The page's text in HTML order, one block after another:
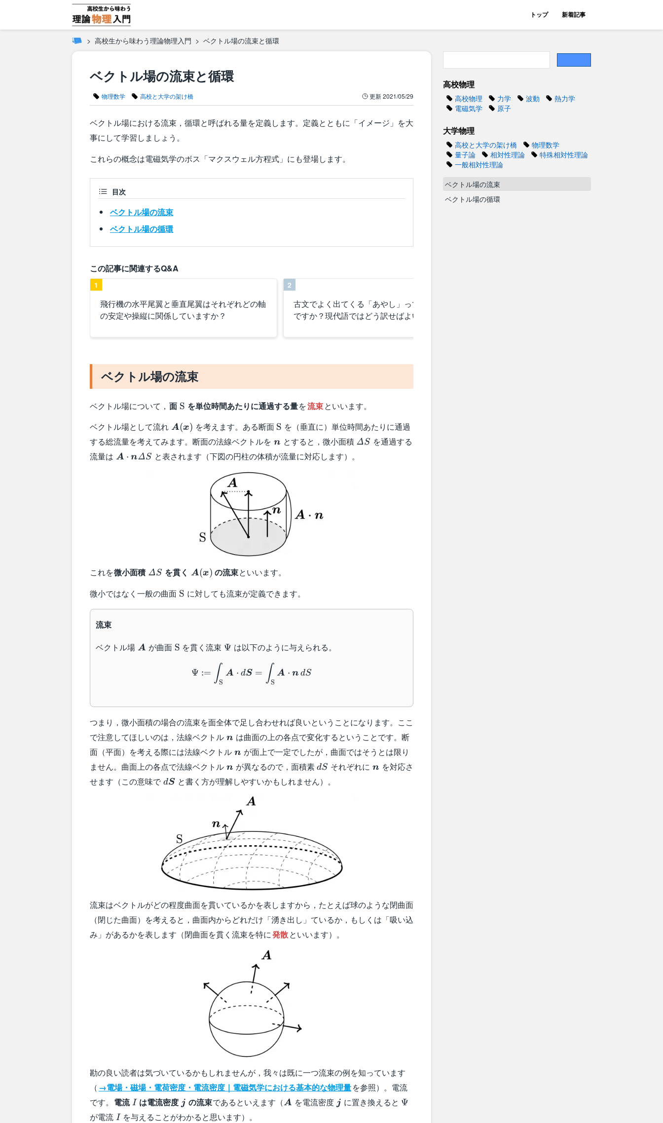
トップ 新着記事
高校生から味わう理論物理入門 ベクトル場の流束と循環
ベクトル場の流束と循環
物理数学 高校と大学の架け橋 更新2021/05/29
ベクトル場における流束，循環と呼ばれる量を定義します。定義とともに「イメージ」を大
事にして学習しましょう。
これらの概念は電磁気学のボス「マクスウェル方程式」にも登場します。
目次
ベクトル場の流束
ベクトル場の循環
この記事に関連するQ&A
飛行機の水平尾翼と垂直尾翼はそれぞれどの軸
の安定や操縦に関係していますか？
1
古文でよく出てくる「あやし」ってどんな意味
ですか？現代語ではどう訳せばよいですか。
2
ベクトル場の流束
ベクトル場について， 面 \text{S}
S を単位時間あたりに通過する量を流束といいます。
ベクトル場として流れ \boldsymbol{A}
(\boldsymbol{x})
A(x) を考えます。ある断面 \text{S}
S を（垂直に）単位時間あたりに通過
する総流量を考えてみます。断面の法線ベクトルを \boldsymbol{n}
n とすると，微小面積 \varDelta
ΔS を通過する
流量は \boldsymbol{A}\cdot\boldsymbol{n}\varDelta
A ⋅ nΔS と表されます（下図の円柱の体積が流量に対応します）。
これを微小面積 \varDelta
ΔS を貫く
\boldsymbol{A}
A(x) の流束といいます。
微小ではなく一般の曲面 \text{S}
S に対しても流束が定義できます。
流束
ベクトル場 \boldsymbol{A}
A が曲面 \text{S}
S を貫く流束 \Psi
Ψ は以下のように与えられる。
\Psi :=\int_\text{S}\boldsymbol{A}\cdot d\boldsymbol{S}
Ψ := ∫S
A ⋅ dS = ∫S
A ⋅ n dS
つまり，微小面積の場合の流束を面全体で足し合わせれば良いということになります。ここ
で注意してほしいのは，法線ベクトル \boldsymbol{n}
n は曲面の上の各点で変化するということです。断
面（平面）を考える際には法線ベクトル \boldsymbol{n}
n が面上で一定でしたが，曲面ではそうとは限り
ません。曲面上の各点で法線ベクトル \boldsymbol{n}
n が異なるので，面積素dS
dS それぞれに\boldsymbol{n}
n を対応さ
せます（この意味で d\boldsymbol{S}
dSと書く方が理解しやすいかもしれません）。
流束はベクトルがどの程度曲面を貫いているかを表しますから，たとえば球のような閉曲面
（閉じた曲面）を考えると，曲面内からどれだけ「湧き出し」ているか，もしくは「吸い込
み」があるかを表します（閉曲面を貫く流束を特に発散といいます）。
勘の良い読者は気づいているかもしれませんが，我々は既に一つ流束の例を知っています
（ →電場・磁場・電荷密度・電流密度｜電磁気学における基本的な物理量を参照）。電流
です。 電流 I
Iは電流密度 \boldsymbol{j}
j の流束であるといえます（ \boldsymbol{A}
A を電流密度 \boldsymbol{j}
j に置き換えると \Psi
Ψ
が電流 I
Iを与えることがわかると思います）。
高校物理
高校物理 力学 波動
熱力学
電磁気学
原子
大学物理
高校と大学の架け橋
物理数学
量子論
相対性理論
特殊相対性理論
一般相対性理論
ベクトル場の流束
ベクトル場の循環